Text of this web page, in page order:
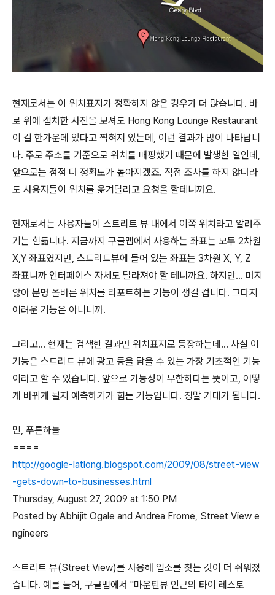
현재로서는 이 위치표지가 정확하지 않은 경우가 더 많습니다. 바
로 위에 캡처한 사진을 보셔도 Hong Kong Lounge Restaurant
이 길 한가운데 있다고 찍혀져 있는데, 이런 결과가 많이 나타납니
다. 주로 주소를 기준으로 위치를 매핑했기 때문에 발생한 일인데,
앞으로는 점점 더 정확도가 높아지겠죠. 직접 조사를 하지 않더라
도 사용자들이 위치를 옮겨달라고 요청을 할테니까요.
현재로서는 사용자들이 스트리트 뷰 내에서 이쪽 위치라고 알려주
기는 힘듧니다. 지금까지 구글맵에서 사용하는 좌표는 모두 2차원
X,Y 좌표였지만, 스트리트뷰에 들어 있는 좌표는 3차원 X, Y, Z
좌표니까 인터페이스 자체도 달라져야 할 테니까요. 하지만... 머지
않아 분명 올바른 위치를 리포트하는 기능이 생길 겁니다. 그다지
어려운 기능은 아니니까.
그리고... 현재는 검색한 결과만 위치표지로 등장하는데... 사실 이
기능은 스트리트 뷰에 광고 등을 담을 수 있는 가장 기초적인 기능
이라고 할 수 있습니다. 앞으로 가능성이 무한하다는 뜻이고, 어떻
게 바뀌게 될지 예측하기가 힘든 기능입니다. 정말 기대가 됩니다.
민, 푸른하늘
====
http://google-latlong.blogspot.com/2009/08/street-view
-gets-down-to-businesses.html
Thursday, August 27, 2009 at 1:50 PM
Posted by Abhijit Ogale and Andrea Frome, Street View e
ngineers
스트리트 뷰(Street View)를 사용해 업소를 찾는 것이 더 쉬워졌
습니다. 예를 들어, 구글맵에서 "마운틴뷰 인근의 타이 레스토